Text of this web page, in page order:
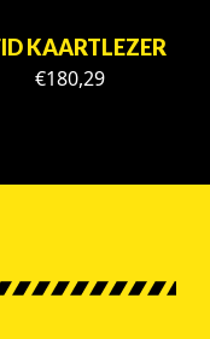
KAARTLEZER
€180,29